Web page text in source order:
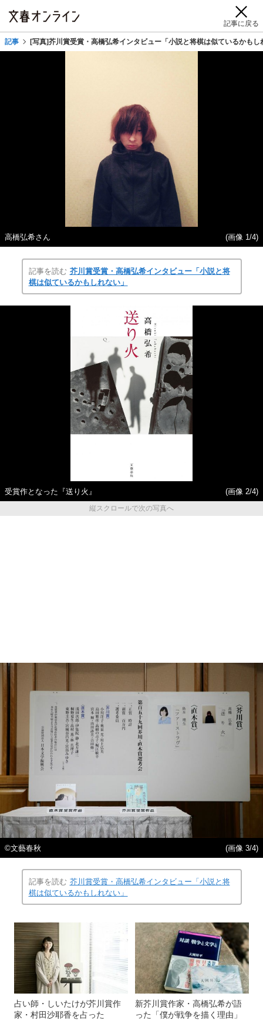
記事に戻る
記事 [写真]芥川賞受賞・高橋弘希インタビュー「小説と将棋は似ているかもし
高橋弘希さん (画像 1/4)
記事を読む 芥川賞受賞・高橋弘希インタビュー「小説と将
棋は似ているかもしれない」
受賞作となった『送り火』
(画像 2/4)
縦スクロールで次の写真へ
©文藝春秋 (画像 3/4)
記事を読む 芥川賞受賞・高橋弘希インタビュー「小説と将
棋は似ているかもしれない」
占い師・しいたけが芥川賞作
家・村田沙耶香を占った
新芥川賞作家・高橋弘希が語
った「僕が戦争を描く理由」